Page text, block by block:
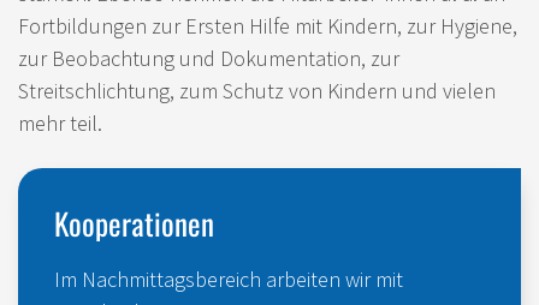
Fortbildungen zur Ersten Hilfe mit Kindern, zur Hygiene,
zur Beobachtung und Dokumentation, zur
Streitschlichtung, zum Schutz von Kindern und vielen
mehr teil.
Kooperationen
Im Nachmittagsbereich arbeiten wir mit